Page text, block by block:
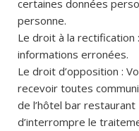
certaines données
personne.
Le droit à la
informations erronées.
Le droit d’opposition :
recevoir toutes
de l’hôtel bar
d’interrompre le